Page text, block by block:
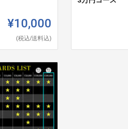
¥10,000
(税込/送料込)